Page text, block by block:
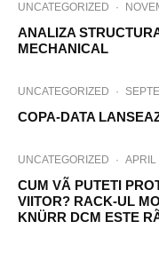
UNCATEGORIZED ·
ANALIZA
MECHANICAL
UNCATEGORIZED ·
COPA-DATA
UNCATEGORIZED · APRIL
CUM VÃ PUTETI
VIITOR? RACK-UL
KNÜRR DCM ESTE